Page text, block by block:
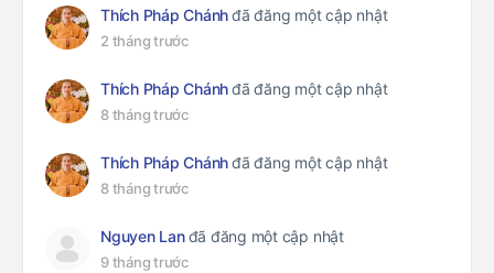
Thích Pháp Chánhđã đăng một cập nhật
2 tháng trước
Thích Pháp Chánhđã đăng một cập nhật
8 tháng trước
Thích Pháp Chánhđã đăng một cập nhật
8 tháng trước
Nguyen Lanđã đăng một cập nhật
9 tháng trước